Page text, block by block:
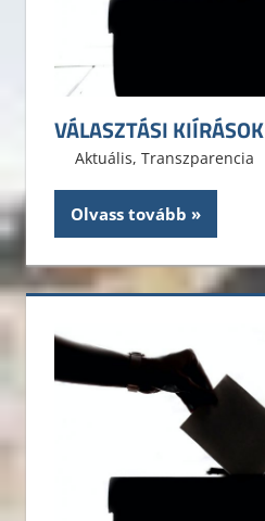
VÁLASZTÁSI KIÍRÁSOK
2021. március 29.
ELTE ÁJK HÖK
Aktuális,Transzparencia
Olvass tovább